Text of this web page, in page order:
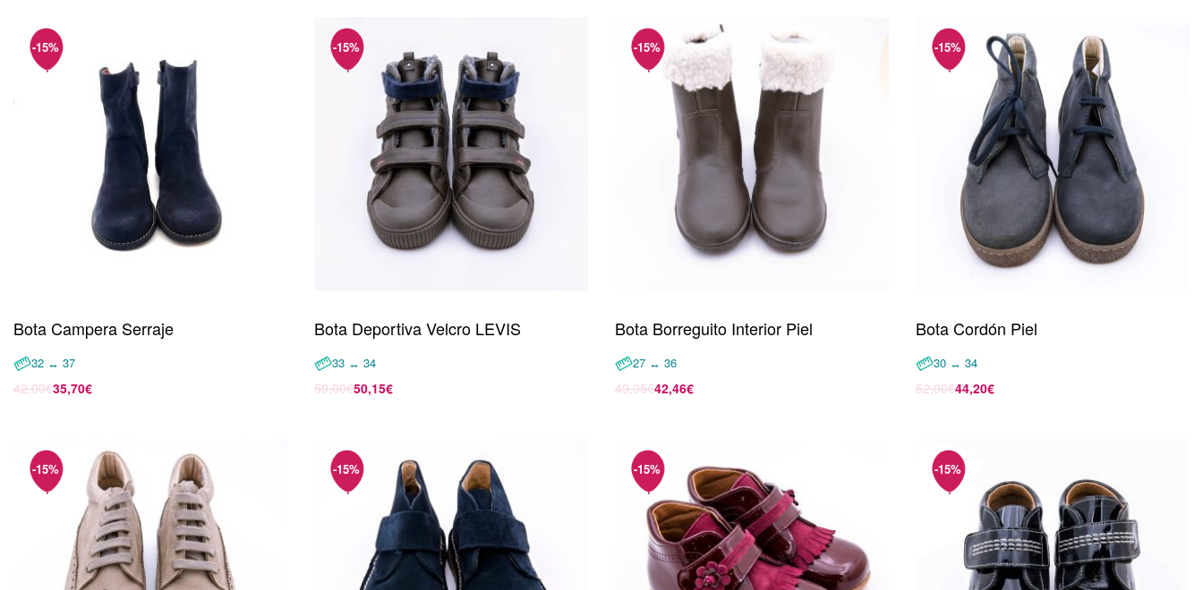
Bota Campera Serraje
32 ↔ 37
42,00€35,70€
Bota Deportiva Velcro LEVIS
33 ↔ 34
59,00€50,15€
Bota Borreguito Interior Piel
27 ↔ 36
49,95€42,46€
Bota Cordón Piel
30 ↔ 34
52,00€44,20€